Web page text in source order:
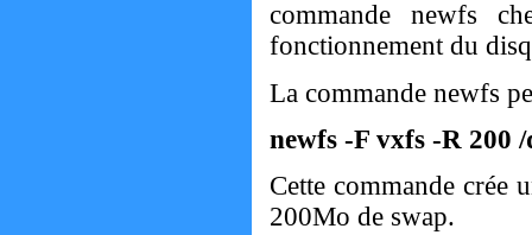
commande newfs
fonctionnement du
La commande newfs
newfs -F vxfs -R 200
Cette commande crée
200Mo de swap.